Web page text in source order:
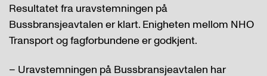
Resultatet fra uravstemningen på
Bussbransjeavtalen er klart. Enigheten mellom NHO
Transport og fagforbundene er godkjent.
– Uravstemningen på Bussbransjeavtalen har